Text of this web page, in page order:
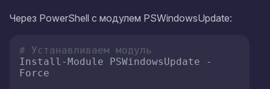
Через PowerShell с модулем PSWindowsUpdate:
# Устанавливаем модуль
Install-Module PSWindowsUpdate -
Force